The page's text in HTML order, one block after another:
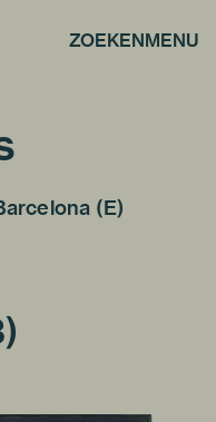
ZOEKENMENU
(E)